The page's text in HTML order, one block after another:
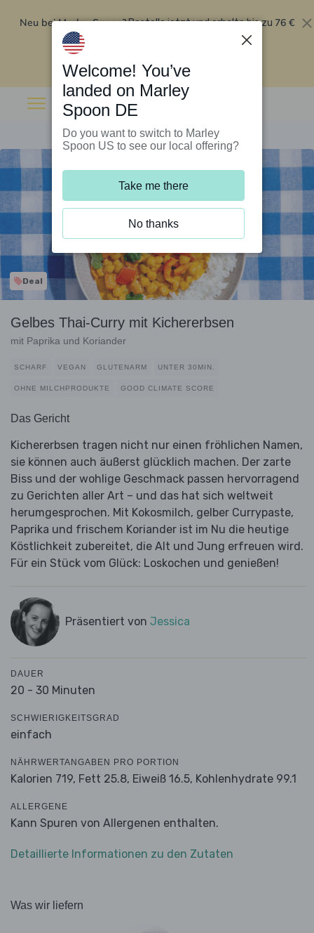
Neu bei Marley Spoon?Bestelle jetzt und erhalte bis zu 76 €
Rabatt auf deine ersten fünf Boxen
Deal
Gelbes Thai-Curry mit Kichererbsen
mit Paprika und Koriander
SCHARF VEGAN GLUTENARM UNTER 30MIN.
OHNE MILCHPRODUKTE GOOD CLIMATE SCORE
Das Gericht
Kichererbsen tragen nicht nur einen fröhlichen Namen,
sie können auch äußerst glücklich machen. Der zarte
Biss und der wohlige Geschmack passen hervorragend
zu Gerichten aller Art – und das hat sich weltweit
herumgesprochen. Mit Kokosmilch, gelber Currypaste,
Paprika und frischem Koriander ist im Nu die heutige
Köstlichkeit zubereitet, die Alt und Jung erfreuen wird.
Für ein Stück vom Glück: Loskochen und genießen!
Präsentiert von Jessica
DAUER
20 - 30 Minuten
SCHWIERIGKEITSGRAD
einfach
NÄHRWERTANGABEN PRO PORTION
Kalorien 719, Fett 25.8, Eiweiß 16.5, Kohlenhydrate 99.1
ALLERGENE
Kann Spuren von Allergenen enthalten.
Detaillierte Informationen zu den Zutaten
Was wir liefern
Welcome! You’ve
landed on Marley
Spoon DE
Do you want to switch to Marley
Spoon US to see our local offering?
Take me there
No thanks